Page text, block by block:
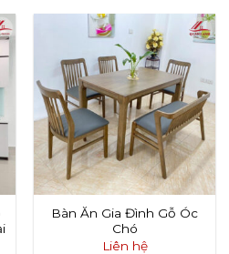
Bàn Ăn Gia Đình Gỗ Óc
Chó
Liên hệ